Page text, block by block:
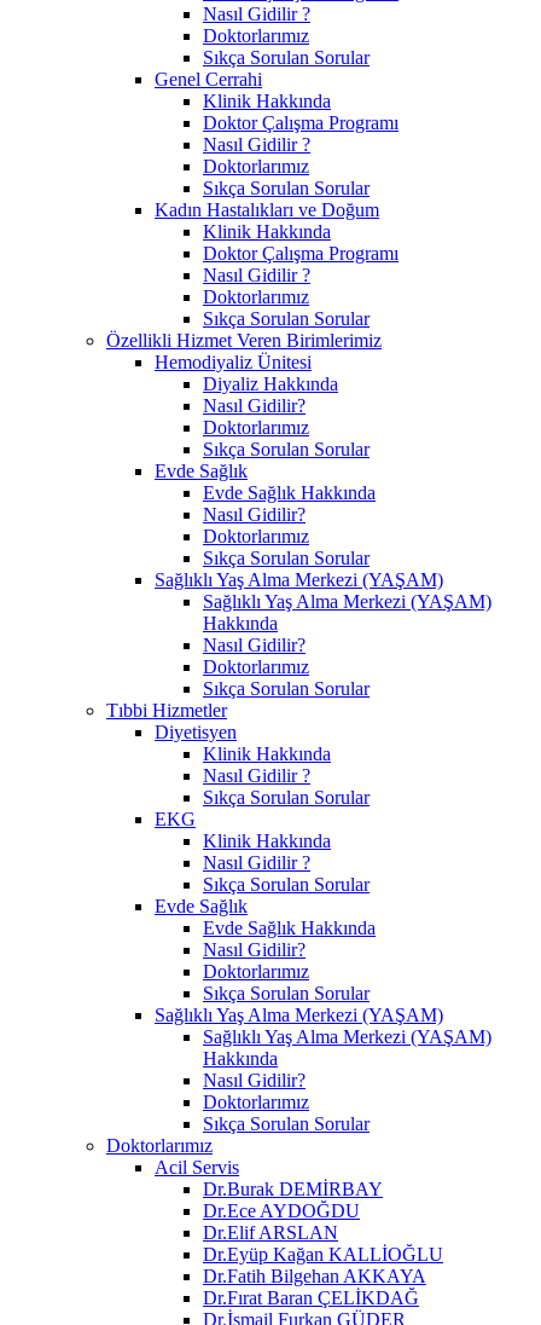
Nasıl Gidilir ?
Doktorlarımız
Sıkça Sorulan Sorular
Genel Cerrahi
Klinik Hakkında
Doktor Çalışma Programı
Nasıl Gidilir ?
Doktorlarımız
Sıkça Sorulan Sorular
Kadın Hastalıkları ve Doğum
Klinik Hakkında
Doktor Çalışma Programı
Nasıl Gidilir ?
Doktorlarımız
Sıkça Sorulan Sorular
Özellikli Hizmet Veren Birimlerimiz
Hemodiyaliz Ünitesi
Diyaliz Hakkında
Nasıl Gidilir?
Doktorlarımız
Sıkça Sorulan Sorular
Evde Sağlık
Evde Sağlık Hakkında
Nasıl Gidilir?
Doktorlarımız
Sıkça Sorulan Sorular
Sağlıklı Yaş Alma Merkezi (YAŞAM)
Sağlıklı Yaş Alma Merkezi (YAŞAM)
Hakkında
Nasıl Gidilir?
Doktorlarımız
Sıkça Sorulan Sorular
Tıbbi Hizmetler
Diyetisyen
Klinik Hakkında
Nasıl Gidilir ?
Sıkça Sorulan Sorular
EKG
Klinik Hakkında
Nasıl Gidilir ?
Sıkça Sorulan Sorular
Evde Sağlık
Evde Sağlık Hakkında
Nasıl Gidilir?
Doktorlarımız
Sıkça Sorulan Sorular
Sağlıklı Yaş Alma Merkezi (YAŞAM)
Sağlıklı Yaş Alma Merkezi (YAŞAM)
Hakkında
Nasıl Gidilir?
Doktorlarımız
Sıkça Sorulan Sorular
Doktorlarımız
Acil Servis
Dr.Burak DEMİRBAY
Dr.Ece AYDOĞDU
Dr.Elif ARSLAN
Dr.Eyüp Kağan KALLİOĞLU
Dr.Fatih Bilgehan AKKAYA
Dr.Fırat Baran ÇELİKDAĞ
Dr.İsmail Furkan GÜDER